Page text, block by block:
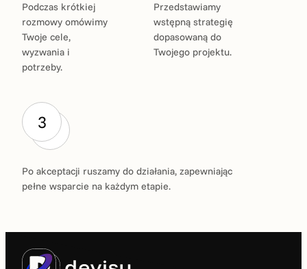
Podczas krótkiej
rozmowy omówimy
Twoje cele,
wyzwania i
potrzeby.
Przedstawiamy
wstępną strategię
dopasowaną do
Twojego projektu.
3
Po akceptacji ruszamy do działania, zapewniając
pełne wsparcie na każdym etapie.